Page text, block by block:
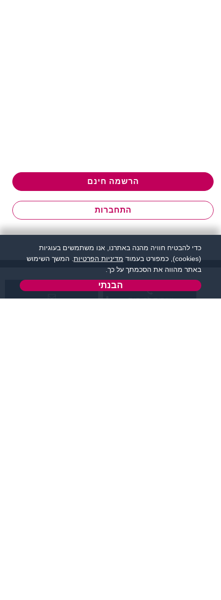
הרשמה חינם
התחברות
שירות לקוחות:
כדי להבטיח חוויה מהנה באתרנו, אנו משתמשים בעוגיות
(cookies), כמפורט בעמוד
מדיניות הפרטיות . המשך השימוש
באתר מהווה את הסכמתך על כך.
הבנתי